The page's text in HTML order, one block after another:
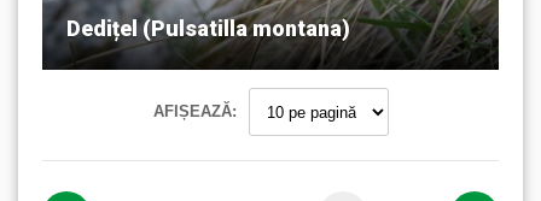
Dedițel (Pulsatilla montana)
AFIȘEAZĂ: